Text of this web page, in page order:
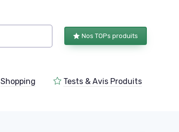
Nos TOPs produits
Shopping Tests & Avis Produits